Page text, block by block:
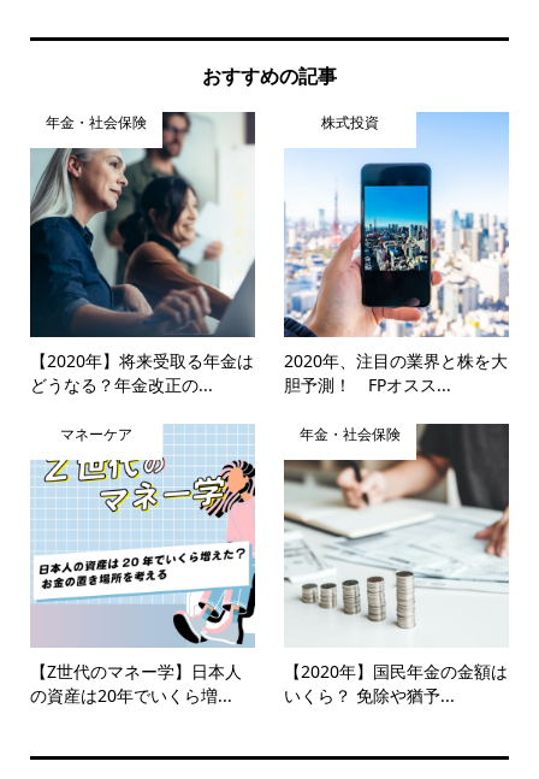
おすすめの記事
年金・社会保険
【2020年】将来受取る年金は
どうなる？年金改正の...
株式投資
2020年、注目の業界と株を大
胆予測！ FPオスス...
マネーケア
【Z世代のマネー学】日本人
の資産は20年でいくら増...
年金・社会保険
【2020年】国民年金の金額は
いくら？ 免除や猶予...